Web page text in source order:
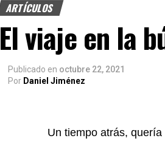
ARTÍCULOS
El viaje en la
Publicado en octubre 22, 2021
Por Daniel Jiménez
Un tiempo atrás,